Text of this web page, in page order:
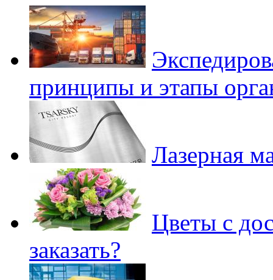
принципы и этапы
Лазерная
Цветы с
заказать?